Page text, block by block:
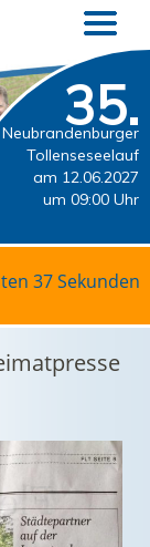
35.
Neubrandenburger
Tollenseseelauf
am 12.06.2027
um 09:00 Uhr
36 Sekunden